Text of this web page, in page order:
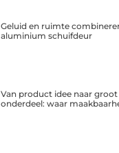
Geluid en ruimte
aluminium schuifdeur
Van product idee naar
onderdeel: waar